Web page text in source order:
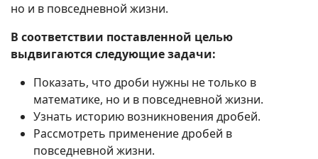
но и в повседневной жизни.
В соответствии поставленной целью
выдвигаются следующие задачи:
Показать, что дроби нужны не только в
математике, но и в повседневной жизни.
Узнать историю возникновения дробей.
Рассмотреть применение дробей в
повседневной жизни.